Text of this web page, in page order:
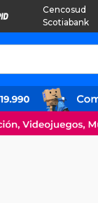
Cencosud
Scotiabank